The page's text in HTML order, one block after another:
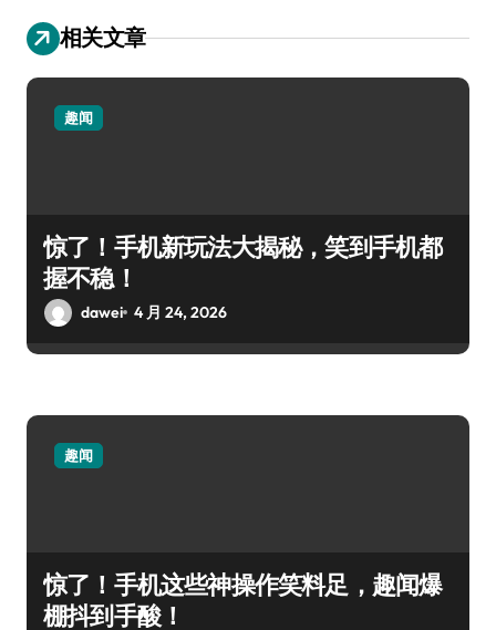
相关文章
趣闻
惊了！手机新玩法大揭秘，笑到手机都
握不稳！
dawei 4 月 24, 2026
趣闻
惊了！手机这些神操作笑料足，趣闻爆
棚抖到手酸！